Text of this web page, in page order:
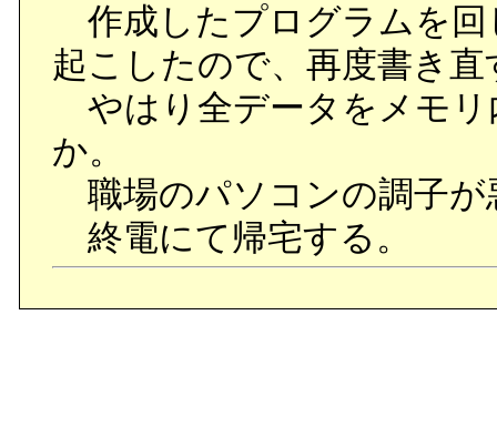
作成したプログラムを回
起こしたので、再度書き直
やはり全データをメモリ
か。
職場のパソコンの調子が
終電にて帰宅する。